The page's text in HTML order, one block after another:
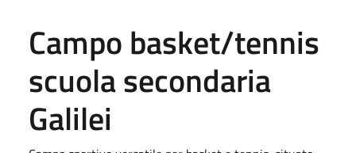
Campo basket/tennis
scuola secondaria
Galilei